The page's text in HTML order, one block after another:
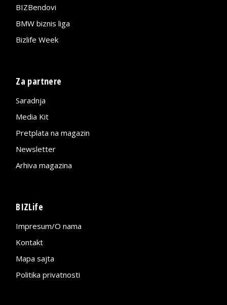
BIZBendovi
BMW biznis liga
Bizlife Week
Za partnere
Saradnja
Media Kit
Pretplata na magazin
Newsletter
Arhiva magazina
BIZLife
Impresum/O nama
Kontakt
Mapa sajta
Politika privatnosti